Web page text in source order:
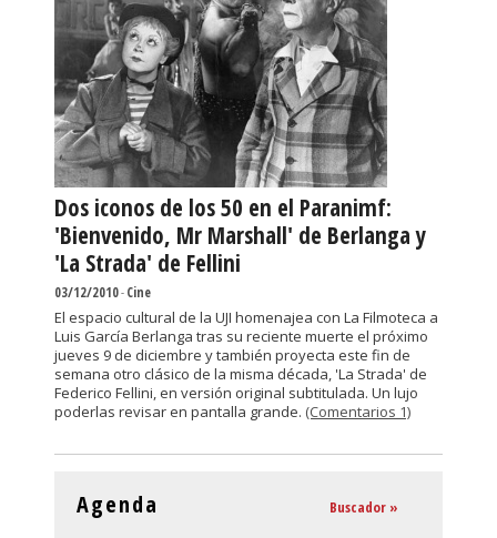
Dos iconos de los 50 en el Paranimf:
'Bienvenido, Mr Marshall' de Berlanga y
'La Strada' de Fellini
03/12/2010-Cine
El espacio cultural de la UJI homenajea con La Filmoteca a
Luis García Berlanga tras su reciente muerte el próximo
jueves 9 de diciembre y también proyecta este fin de
semana otro clásico de la misma década, 'La Strada' de
Federico Fellini, en versión original subtitulada. Un lujo
poderlas revisar en pantalla grande. (Comentarios 1)
Agenda Buscador »